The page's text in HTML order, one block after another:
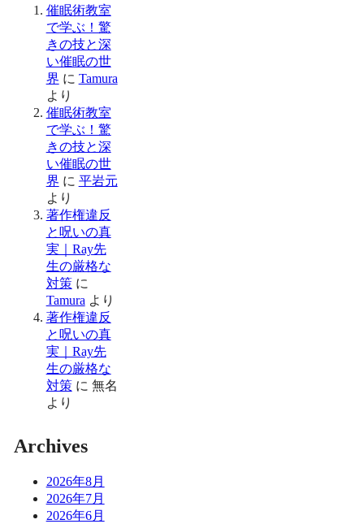
催眠術教室
で学ぶ！驚
きの技と深
い催眠の世
界 に Tamura
より
催眠術教室
で学ぶ！驚
きの技と深
い催眠の世
界 に 平岩元
より
著作権違反
と呪いの真
実｜Ray先
生の厳格な
対策に
Tamuraより
著作権違反
と呪いの真
実｜Ray先
生の厳格な
対策に 無名
より
Archives
2026年8月
2026年7月
2026年6月